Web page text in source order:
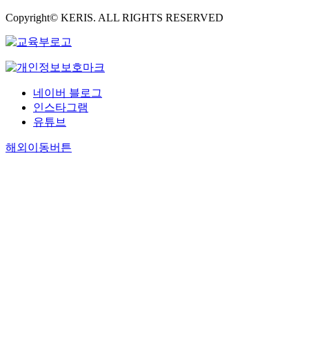
Copyright© KERIS. ALL RIGHTS RESERVED
네이버 블로그
인스타그램
유튜브
해외이동버튼